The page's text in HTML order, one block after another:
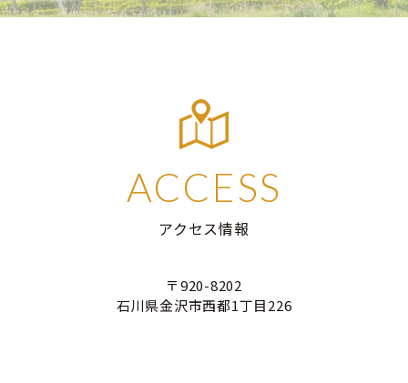
ACCESS
アクセス情報
〒920-8202
石川県金沢市西都1丁目226